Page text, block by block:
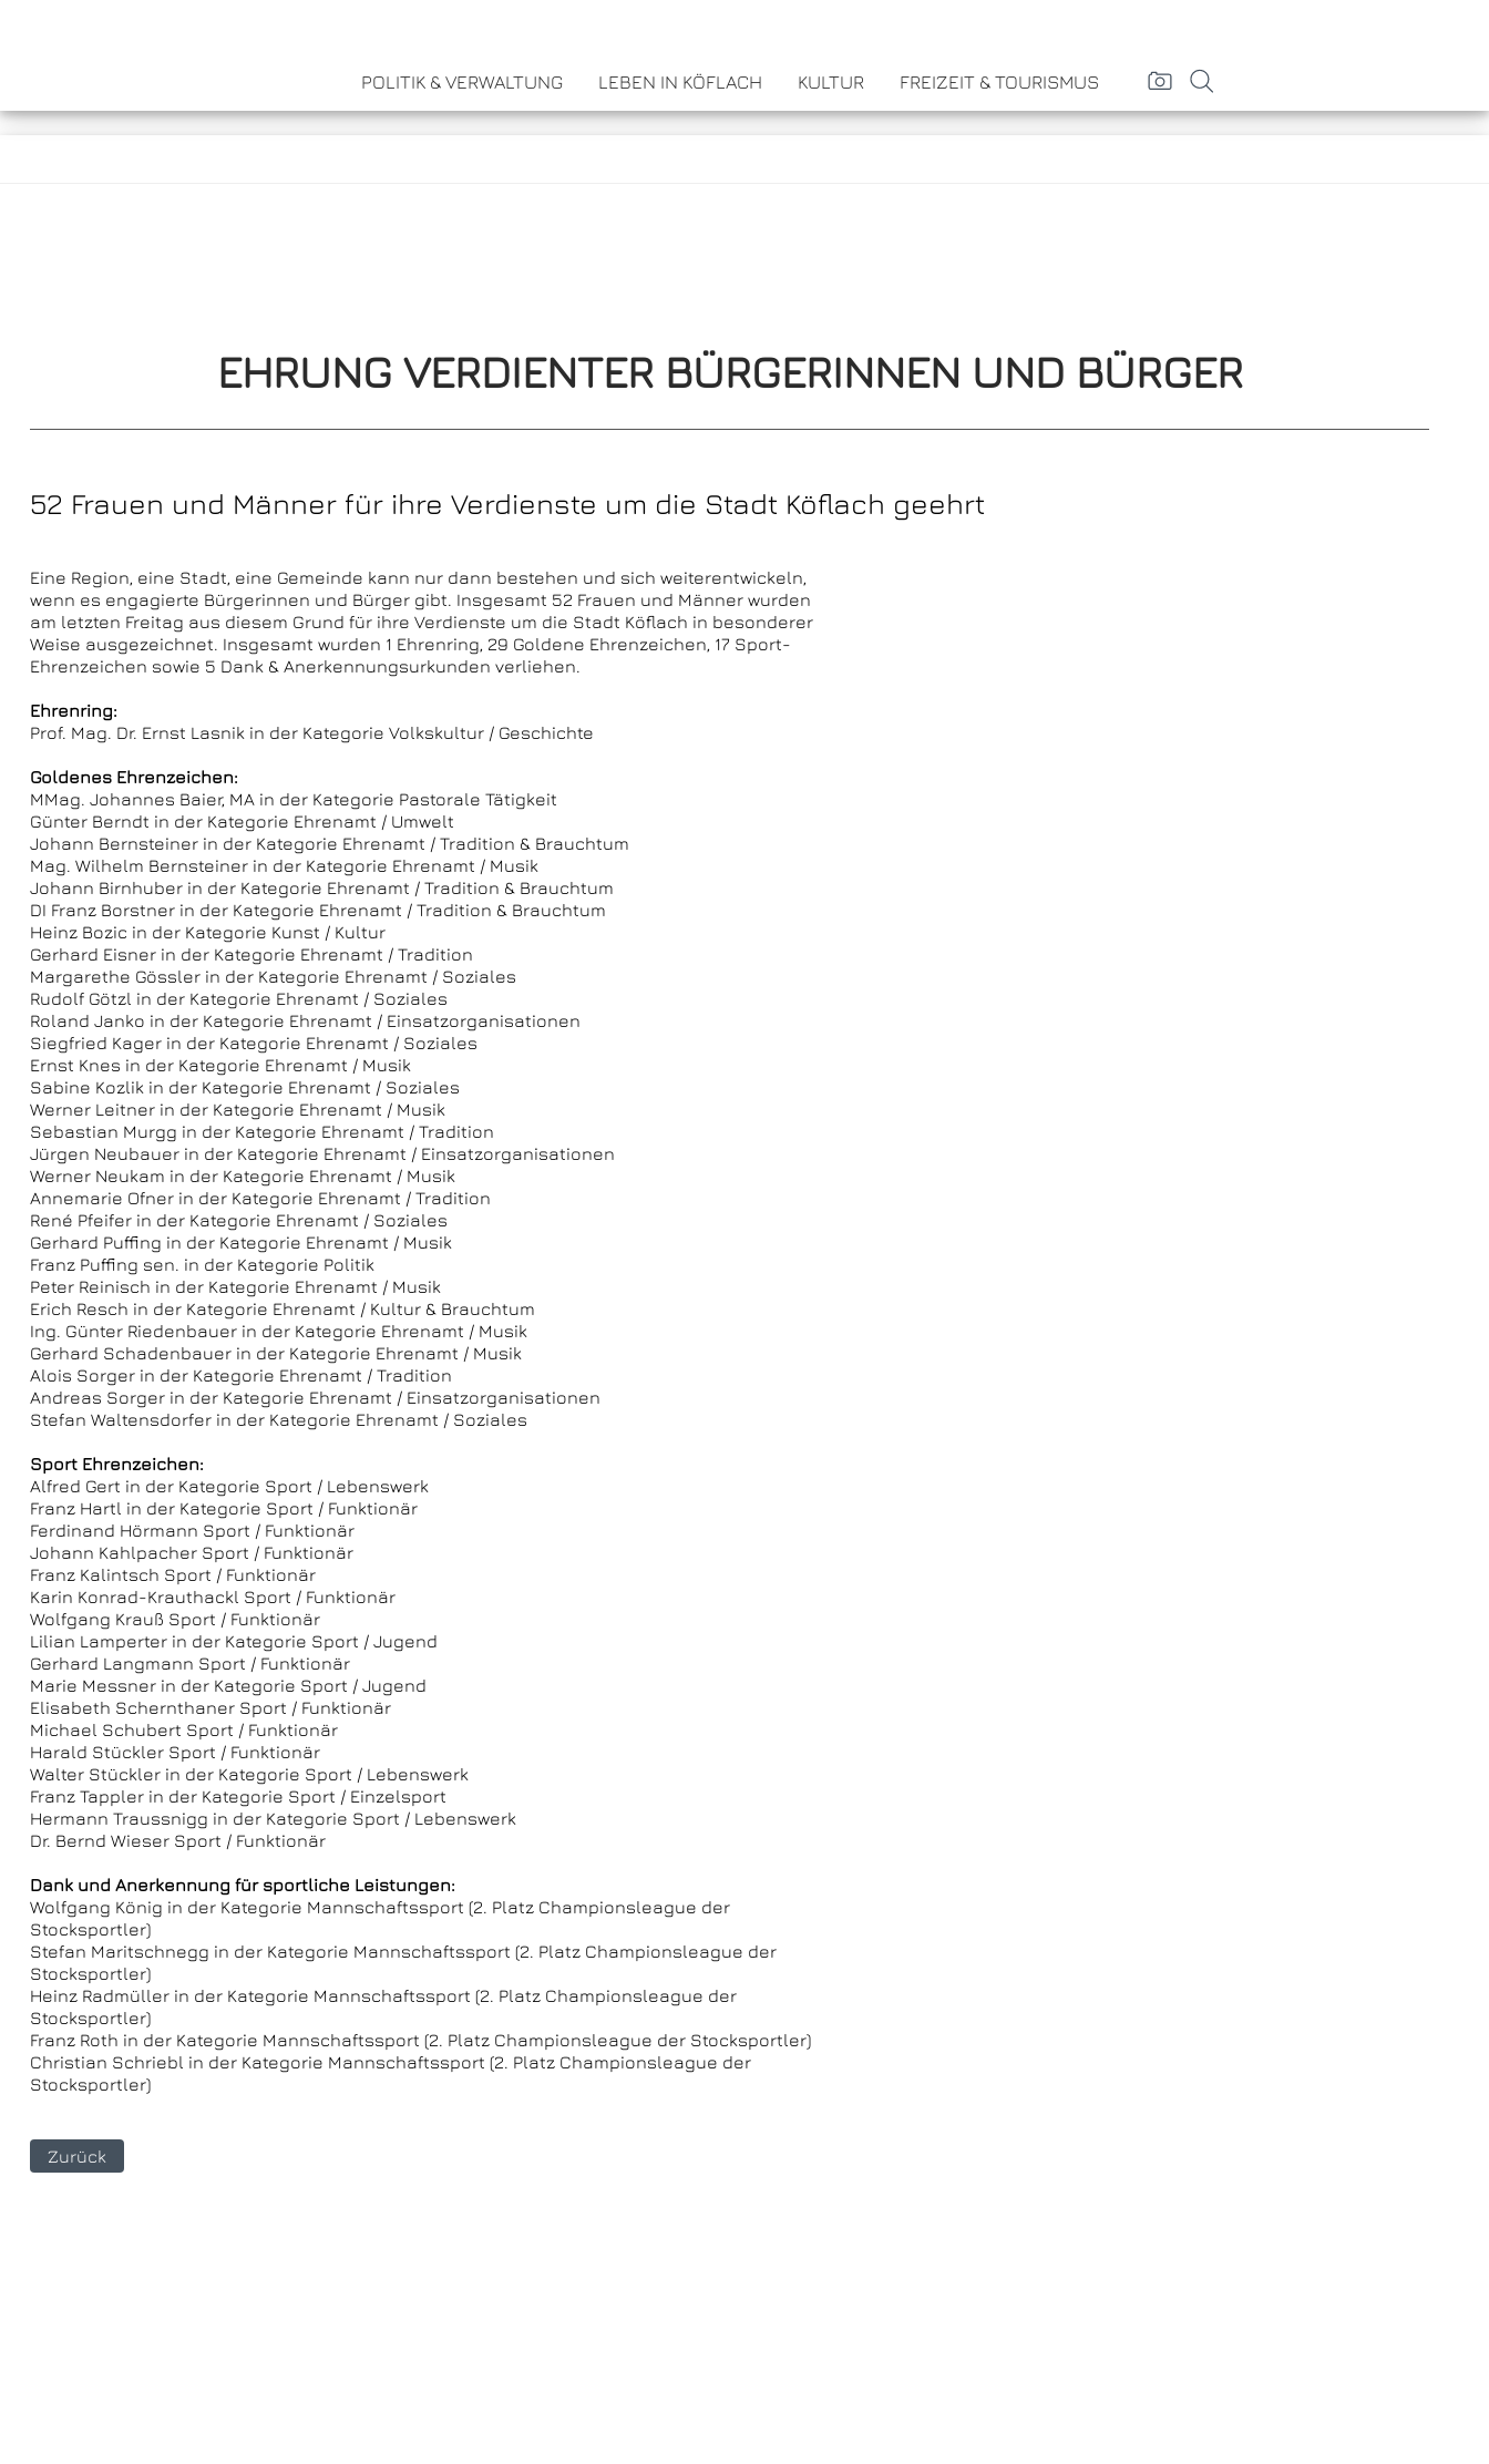
POLITIK & VERWALTUNG LEBEN IN KÖFLACH KULTUR FREIZEIT & TOURISMUS
EHRUNG VERDIENTER BÜRGERINNEN UND BÜRGER
52 Frauen und Männer für ihre Verdienste um die Stadt Köflach geehrt
Eine Region, eine Stadt, eine Gemeinde kann nur dann bestehen und sich weiterentwickeln,
wenn es engagierte Bürgerinnen und Bürger gibt. Insgesamt 52 Frauen und Männer wurden
am letzten Freitag aus diesem Grund für ihre Verdienste um die Stadt Köflach in besonderer
Weise ausgezeichnet. Insgesamt wurden 1 Ehrenring, 29 Goldene Ehrenzeichen, 17 Sport-
Ehrenzeichen sowie 5 Dank & Anerkennungsurkunden verliehen.
Ehrenring:
Prof. Mag. Dr. Ernst Lasnik in der Kategorie Volkskultur / Geschichte
Goldenes Ehrenzeichen:
MMag. Johannes Baier, MA in der Kategorie Pastorale Tätigkeit
Günter Berndt in der Kategorie Ehrenamt / Umwelt
Johann Bernsteiner in der Kategorie Ehrenamt / Tradition & Brauchtum
Mag. Wilhelm Bernsteiner in der Kategorie Ehrenamt / Musik
Johann Birnhuber in der Kategorie Ehrenamt / Tradition & Brauchtum
DI Franz Borstner in der Kategorie Ehrenamt / Tradition & Brauchtum
Heinz Bozic in der Kategorie Kunst / Kultur
Gerhard Eisner in der Kategorie Ehrenamt / Tradition
Margarethe Gössler in der Kategorie Ehrenamt / Soziales
Rudolf Götzl in der Kategorie Ehrenamt / Soziales
Roland Janko in der Kategorie Ehrenamt / Einsatzorganisationen
Siegfried Kager in der Kategorie Ehrenamt / Soziales
Ernst Knes in der Kategorie Ehrenamt / Musik
Sabine Kozlik in der Kategorie Ehrenamt / Soziales
Werner Leitner in der Kategorie Ehrenamt / Musik
Sebastian Murgg in der Kategorie Ehrenamt / Tradition
Jürgen Neubauer in der Kategorie Ehrenamt / Einsatzorganisationen
Werner Neukam in der Kategorie Ehrenamt / Musik
Annemarie Ofner in der Kategorie Ehrenamt / Tradition
René Pfeifer in der Kategorie Ehrenamt / Soziales
Gerhard Puffing in der Kategorie Ehrenamt / Musik
Franz Puffing sen. in der Kategorie Politik
Peter Reinisch in der Kategorie Ehrenamt / Musik
Erich Resch in der Kategorie Ehrenamt / Kultur & Brauchtum
Ing. Günter Riedenbauer in der Kategorie Ehrenamt / Musik
Gerhard Schadenbauer in der Kategorie Ehrenamt / Musik
Alois Sorger in der Kategorie Ehrenamt / Tradition
Andreas Sorger in der Kategorie Ehrenamt / Einsatzorganisationen
Stefan Waltensdorfer in der Kategorie Ehrenamt / Soziales
Sport Ehrenzeichen:
Alfred Gert in der Kategorie Sport / Lebenswerk
Franz Hartl in der Kategorie Sport / Funktionär
Ferdinand Hörmann Sport / Funktionär
Johann Kahlpacher Sport / Funktionär
Franz Kalintsch Sport / Funktionär
Karin Konrad-Krauthackl Sport / Funktionär
Wolfgang Krauß Sport / Funktionär
Lilian Lamperter in der Kategorie Sport / Jugend
Gerhard Langmann Sport / Funktionär
Marie Messner in der Kategorie Sport / Jugend
Elisabeth Schernthaner Sport / Funktionär
Michael Schubert Sport / Funktionär
Harald Stückler Sport / Funktionär
Walter Stückler in der Kategorie Sport / Lebenswerk
Franz Tappler in der Kategorie Sport / Einzelsport
Hermann Traussnigg in der Kategorie Sport / Lebenswerk
Dr. Bernd Wieser Sport / Funktionär
Dank und Anerkennung für sportliche Leistungen:
Wolfgang König in der Kategorie Mannschaftssport (2. Platz Championsleague der
Stocksportler)
Stefan Maritschnegg in der Kategorie Mannschaftssport (2. Platz Championsleague der
Stocksportler)
Heinz Radmüller in der Kategorie Mannschaftssport (2. Platz Championsleague der
Stocksportler)
Franz Roth in der Kategorie Mannschaftssport (2. Platz Championsleague der Stocksportler)
Christian Schriebl in der Kategorie Mannschaftssport (2. Platz Championsleague der
Stocksportler)
Zurück